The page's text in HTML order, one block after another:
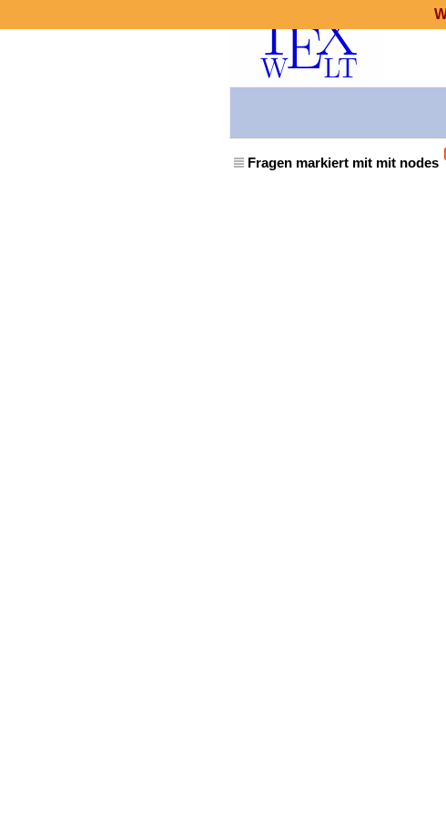
Fragen markiert mit mit nodes